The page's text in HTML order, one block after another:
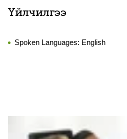
Үйлчилгээ
Spoken Languages: English